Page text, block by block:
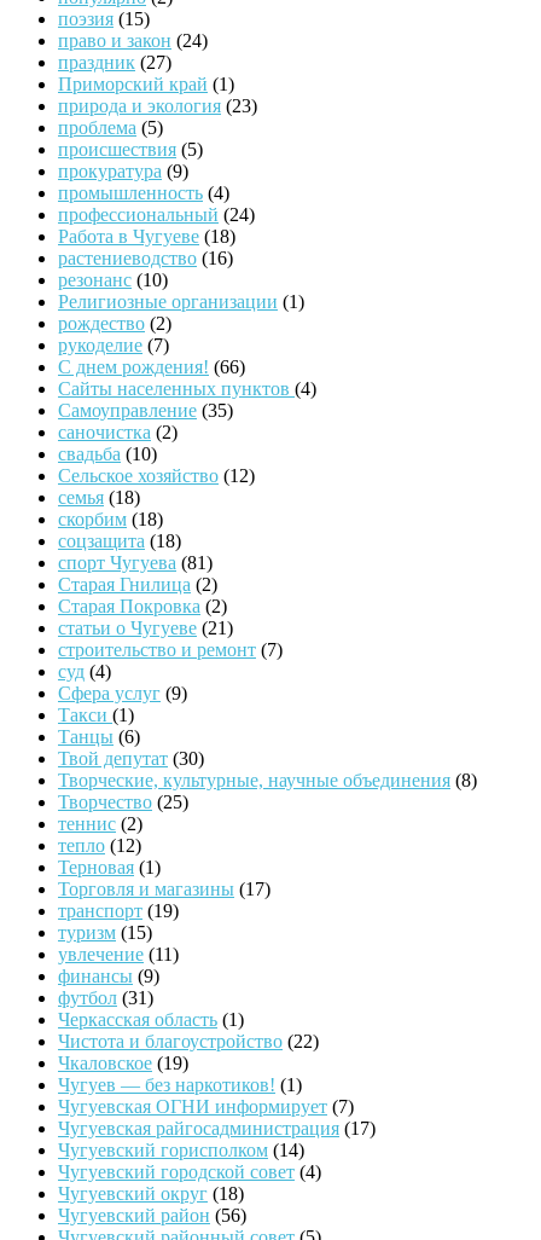
поэзия (15)
право и закон (24)
праздник (27)
Приморский край (1)
природа и экология (23)
проблема (5)
происшествия (5)
прокуратура (9)
промышленность (4)
профессиональный (24)
Работа в Чугуеве (18)
растениеводство (16)
резонанс (10)
Религиозные организации (1)
рождество (2)
рукоделие (7)
С днем рождения! (66)
Сайты населенных пунктов (4)
Самоуправление (35)
саночистка (2)
свадьба (10)
Сельское хозяйство (12)
семья (18)
скорбим (18)
соцзащита (18)
спорт Чугуева (81)
Старая Гнилица (2)
Старая Покровка (2)
статьи о Чугуеве (21)
строительство и ремонт (7)
суд (4)
Сфера услуг (9)
Такси (1)
Танцы (6)
Твой депутат (30)
Творческие, культурные, научные объединения (8)
Творчество (25)
теннис (2)
тепло (12)
Терновая (1)
Торговля и магазины (17)
транспорт (19)
туризм (15)
увлечение (11)
финансы (9)
футбол (31)
Черкасская область (1)
Чистота и благоустройство (22)
Чкаловское (19)
Чугуев — без наркотиков! (1)
Чугуевская ОГНИ информирует (7)
Чугуевская райгосадминистрация (17)
Чугуевский горисполком (14)
Чугуевский городской совет (4)
Чугуевский округ (18)
Чугуевский район (56)